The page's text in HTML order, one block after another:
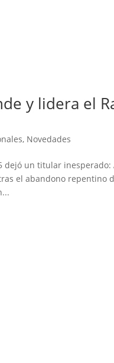
y lidera el
, Novedades
dejó un titular
el abandono repentino